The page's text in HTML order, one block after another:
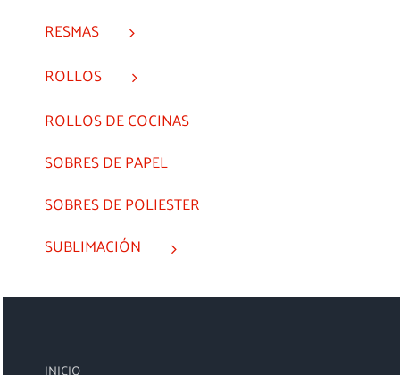
RESMAS
ROLLOS
ROLLOS DE COCINAS
SOBRES DE PAPEL
SOBRES DE POLIESTER
SUBLIMACIÓN
INICIO